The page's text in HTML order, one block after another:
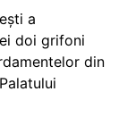
a
doi grifoni
din